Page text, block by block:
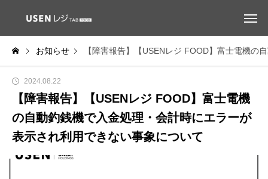
お知らせ 【障害報告】【USENレジ FOOD】富士電機の
2024.08.22
【障害報告】【USENレジ FOOD】富士電機
の自動釣銭機で入金処理・会計時にエラーが
表示され利用できない事象について